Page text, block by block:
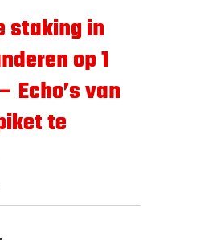
staking in
op 1
Echo’s van
te